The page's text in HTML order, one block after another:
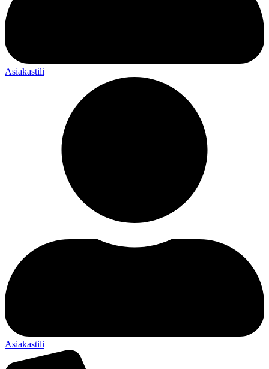
Asiakastili
Asiakastili